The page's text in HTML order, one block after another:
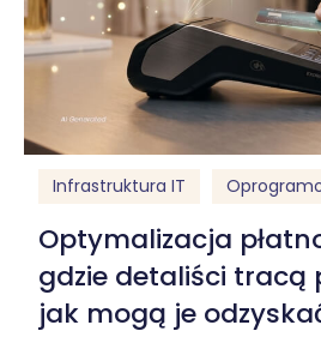
Infrastruktura IT
Optymalizacja
gdzie detaliści tracą
jak mogą je